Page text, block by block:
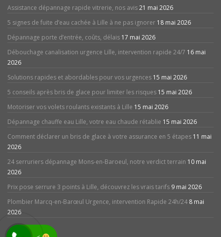
Assistance dépannage rapide vitrerie, nos avis21 mai 2026
5 signes de fuite d’eau cachée à Lille à ne pas ignorer 18 mai 2026
Dépannage porte d’entrée, coûts, délais 17 mai 2026
Débouchage canalisation urgence Lille, intervention rapide 24/7 16 mai
2026
Solutions rapides et abordables pour vos urgences 15 mai 2026
5 conseils après bris de glace pour limiter les risques 15 mai 2026
Motoriser vos volets roulants existants à Lille 15 mai 2026
Dépannage chauffe eau Lille, votre eau chaude rétablie 15 mai 2026
Comment déclarer un bris de glace à votre assurance en 5 étapes 11 mai
2026
24 serruriers dépannage Mons-en-Baroeul, notre verdict terrain 10 mai
2026
Prix pose serrure 3 points à Lille, découvrez les vrais tarifs 9 mai 2026
Plombier Marcq-en-Barœul Urgence, intervention Rapide 24h/24 8 mai
2026